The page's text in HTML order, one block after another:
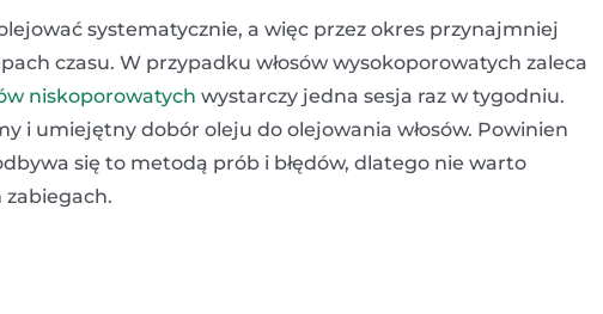
systematycznie, a więc przez okres przynajmniej
czasu. W przypadku włosów wysokoporowatych zaleca
niskoporowatych wystarczy jedna sesja raz w tygodniu.
i umiejętny dobór oleju do olejowania włosów. Powinien
się to metodą prób i błędów, dlatego nie warto